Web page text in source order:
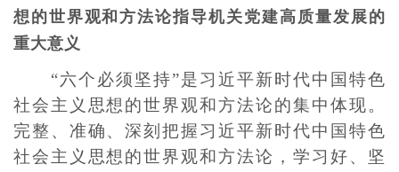
想的世界观和方法论指导机关党建高质量发展的
重大意义
“六个必须坚持”是习近平新时代中国特色
社会主义思想的世界观和方法论的集中体现。
完整、准确、深刻把握习近平新时代中国特色
社会主义思想的世界观和方法论，学习好、坚